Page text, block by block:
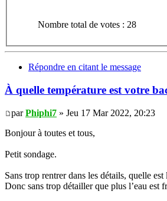
Nombre total de votes : 28
Répondre en citant le message
À quelle température est votre
parPhiphi7 » Jeu 17 Mar 2022, 20:23
Bonjour à toutes et tous,
Petit sondage.
Sans trop rentrer dans les détails, quelle
Donc sans trop détailler que plus l’eau